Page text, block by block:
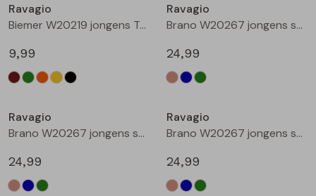
Gilet spencers
Jackjes
Blazers
Leggings
Rokken
T-shirts lange mouw
Tops
Vesten
Ravagio
Biemer W20219 jongens T-shirts korte mouw Zwart
9,99
Ravagio
Brano W20267 jongens sweatshirt Zand
24,99
Ravagio
Brano W20267 jongens sweatshirt Raf
24,99
Ravagio
Brano W20267 jongens sweatshirt Mint
24,99